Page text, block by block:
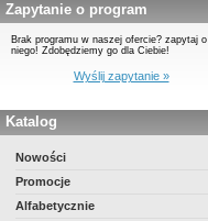
Zapytanie o program
Brak programu w naszej ofercie? zapytaj o
niego! Zdobędziemy go dla Ciebie!
Wyślij zapytanie »
Katalog
Nowości
Promocje
Alfabetycznie